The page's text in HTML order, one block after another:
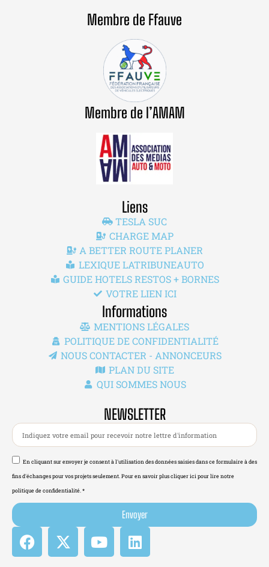
Membre de Ffauve
Membre de l’AMAM
Liens
TESLA SUC
CHARGE MAP
A BETTER ROUTE PLANER
LEXIQUE LATRIBUNEAUTO
GUIDE HOTELS RESTOS + BORNES
VOTRE LIEN ICI
Informations
MENTIONS LÉGALES
POLITIQUE DE CONFIDENTIALITÉ
NOUS CONTACTER - ANNONCEURS
PLAN DU SITE
QUI SOMMES NOUS
NEWSLETTER
En cliquant sur envoyer je consent à l'utilisation des données saisies dans ce formulaire à des
fins d'échanges pour vos projets seulement. Pour en savoir plus cliquer ici pour lire notre
politique de confidentialité. *
Envoyer